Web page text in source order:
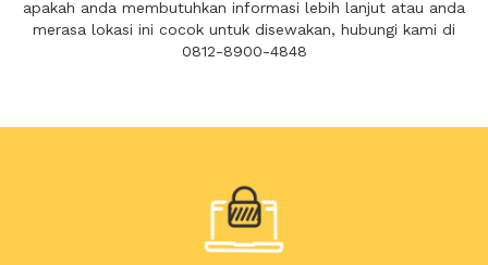
apakah anda membutuhkan informasi lebih lanjut atau anda
merasa lokasi ini cocok untuk disewakan, hubungi kami di
0812-8900-4848